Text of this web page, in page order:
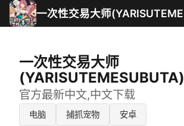
一次性交易大师
一次性交易大师
(YARISUTEMESUBUTA)
官方最新中文,中文下载
电脑 捕抓宠物 安卓